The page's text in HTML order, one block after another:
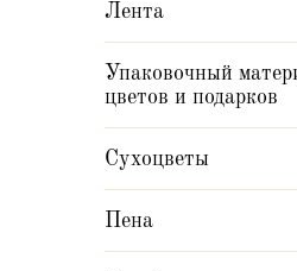
Лента
Упаковочный
цветов и подарков
Сухоцветы
Пена